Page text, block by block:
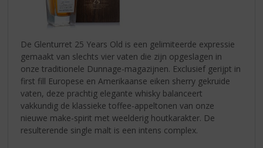
De Glenturret 25 Years Old is een gelimiteerde expressie
gemaakt van slechts vier vaten die zijn opgeslagen in
onze traditionele Dunnage-magazijnen. Exclusief gerijpt in
first fill Europese en Amerikaanse eiken sherry gekruide
vaten, deze prachtig elegante whisky balanceert
vakkundig de klassieke toffee-appeltonen van onze
nieuwe make-spirit met weelderig houtkarakter. De
resulterende single malt is een intens complex.